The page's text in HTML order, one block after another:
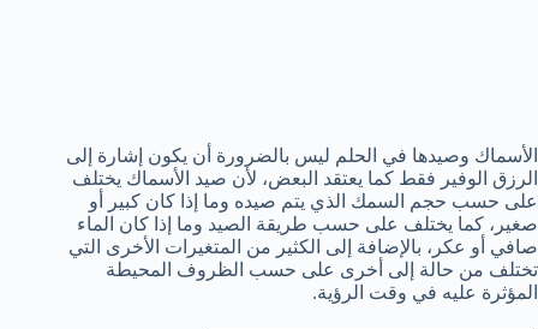
الأسماك وصيدها في الحلم ليس بالضرورة أن يكون إشارة إلى
الرزق الوفير فقط كما يعتقد البعض، لأن صيد الأسماك يختلف
على حسب حجم السمك الذي يتم صيده وما إذا كان كبير أو
صغير، كما يختلف على حسب طريقة الصيد وما إذا كان الماء
صافي أو عكر، بالإضافة إلى الكثير من المتغيرات الأخرى التي
تختلف من حالة إلى أخرى على حسب الظروف المحيطة
المؤثرة عليه في وقت الرؤية.